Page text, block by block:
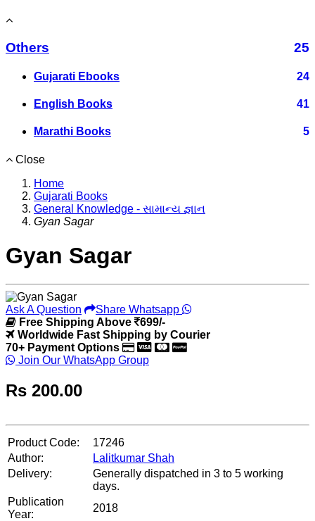
Others 25
Gujarati Ebooks 24
English Books 41
Marathi Books 5
Close
Home
Gujarati Books
General Knowledge - સામાન્ય જ્ઞાન
Gyan Sagar
Gyan Sagar
Ask A Question
Share Whatsapp
Free Shipping Above
699/-
Worldwide Fast Shipping by Courier
70+ Payment Options
Join Our WhatsApp Group
Rs 200.00
Product Code:
17246
Author:
Lalitkumar Shah
Delivery:
Generally dispatched in 3 to 5 working
days.
Publication
Year:
2018